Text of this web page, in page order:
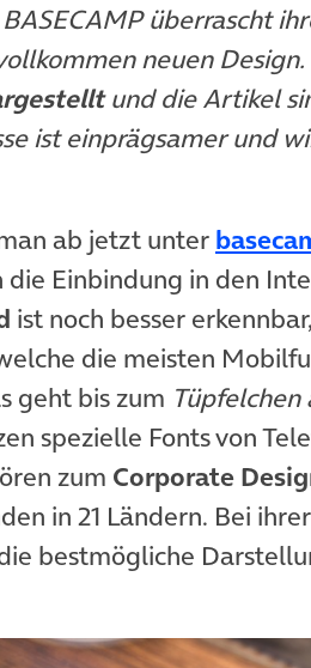
überrascht
neuen
und die Artikel
ist einprägsamer und
ab jetzt unter
die Einbindung in den
ist noch besser
die meisten
geht bis zum Tüpfelchen
spezielle Fonts von
zum Corporate
in neuem Tab)
in 21 Ländern. Bei
bestmögliche